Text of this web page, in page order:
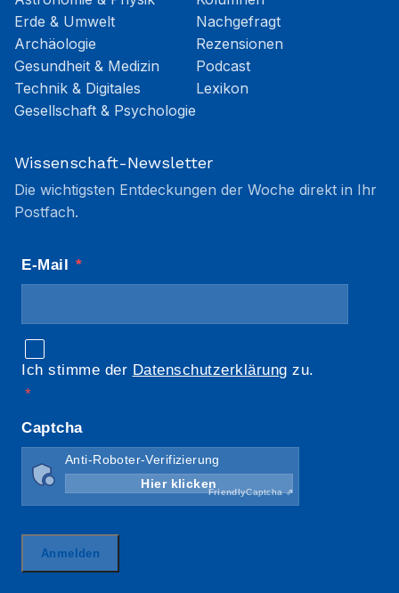
Erde & Umwelt
Archäologie
Gesundheit & Medizin
Technik & Digitales
Gesellschaft & Psychologie
Nachgefragt
Rezensionen
Podcast
Lexikon
Wissenschaft-Newsletter
Die wichtigsten Entdeckungen der Woche direkt in Ihr
Postfach.